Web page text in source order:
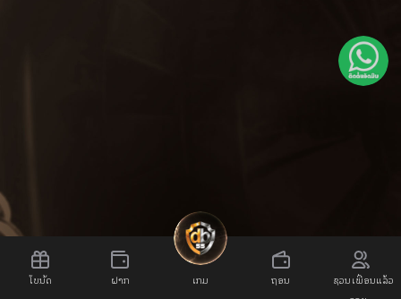
ໂບນັດ ຝາກ ເກມ ຖອນ
ຊວນເພື່ອນແລ້ວ